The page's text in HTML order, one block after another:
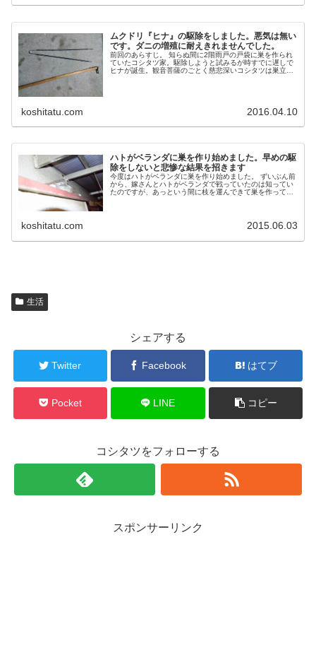
ムクドリ『ヒナ』の駆除をしました。悪気は無い
です。ダニの増殖に耐えきれませんでした。
前回のあらすじ。 知らぬ間に2階雨戸の戸袋に巣を作られ
ていたコシタツ家。駆除しようと試みるが時すでに遅しで
ヒナが誕生。観音菩薩のごとく慈悲深いコシタツは巣立つ
koshitatu.com 2016.04.10
ハトがベランダに巣を作り始めました。早めの駆
除をしないと悲惨な結果を招きます
今度はハトがベランダに巣を作り始めました。 ずいぶん前
から、嫁さんとハトがベランダで戦っていたのは知ってい
たのですが、あっという間に枝を運んできて巣を作ってし
koshitatu.com 2015.06.03
生活
シェアする
Twitter Facebook はてブ
Pocket LINE コピー
コシタツをフォローする
スポンサーリンク